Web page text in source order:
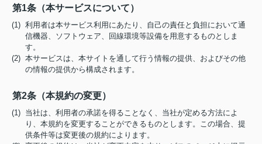
第1条（本サービスについて）
(1) 利用者は本サービス利用にあたり、自己の責任と負担において通
信機器、ソフトウェア、回線環境等設備を用意するものとしま
す。
(2) 本サービスは、本サイトを通して行う情報の提供、およびその他
の情報の提供から構成されます。
第2条（本規約の変更）
(1) 当社は、利用者の承諾を得ることなく、当社が定める方法によ
り、本規約を変更することができるものとします。この場合、提
供条件等は変更後の規約によります。